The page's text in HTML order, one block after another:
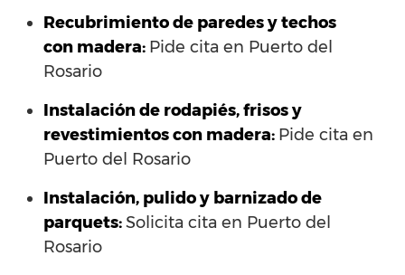
Recubrimiento de paredes y techos
con madera: Pide cita en Puerto del
Rosario
Instalación de rodapiés, frisos y
revestimientos con madera: Pide cita en
Puerto del Rosario
Instalación, pulido y barnizado de
parquets:Solicita cita en Puerto del
Rosario